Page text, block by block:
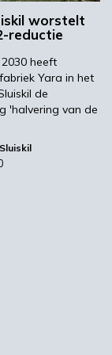
worden
andere
een zeer
voor
800.000
naar
van
richting
versnelt
Svein
ASA.
worstelt
reductie
heeft
Yara in het
de
'halvering van de
Sluiskil